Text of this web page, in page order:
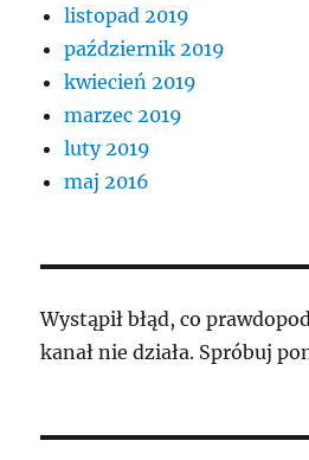
listopad 2019
październik 2019
kwiecień 2019
marzec 2019
luty 2019
maj 2016
Wystąpił błąd, co
kanał nie działa. Spróbuj